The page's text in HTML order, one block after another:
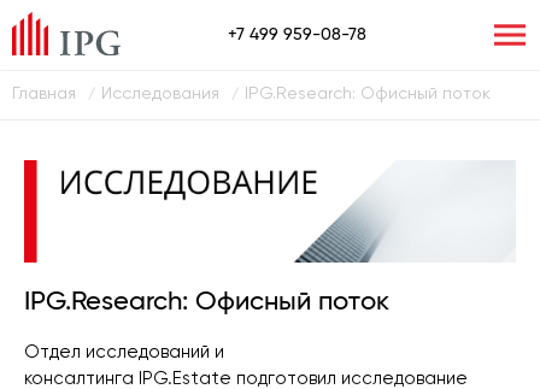
+7 499 959-08-78
Главная / Исследования / IPG.Research: Офисный поток
IPG.Research: Офисный поток
Отдел исследований и
консалтинга IPG.Estate подготовил исследование